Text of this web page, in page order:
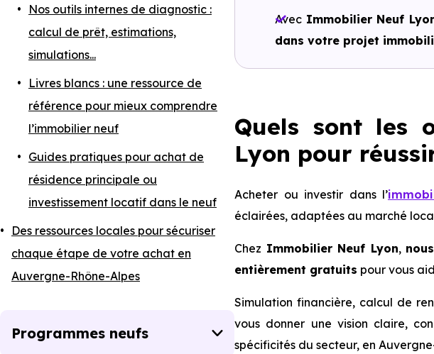
Nos outils internes de diagnostic :
calcul de prêt, estimations,
simulations...
Livres blancs : une ressource de
référence pour mieux comprendre
l’immobilier neuf
Guides pratiques pour achat de
résidence principale ou
investissement locatif dans le neuf
Des ressources locales pour sécuriser
chaque étape de votre achat en
Auvergne-Rhône-Alpes
Programmes neufs
Avec Immobilier Neuf
dans votre projet
Quels sont les
Lyon pour
Acheter ou investir dans l’
éclairées, adaptées au marché
Chez Immobilier Neuf Lyon,
entièrement gratuits pour vous
Simulation financière, calcul de
vous donner une vision claire,
spécificités du secteur, en